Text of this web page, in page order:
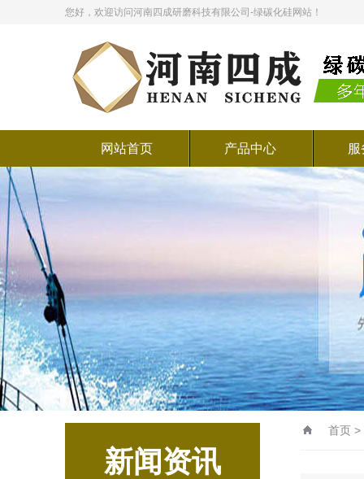
您好，欢迎访问河南四成研磨科技有限公司-绿碳化硅网站！
网站首页 产品中心
新闻资讯
首页 >